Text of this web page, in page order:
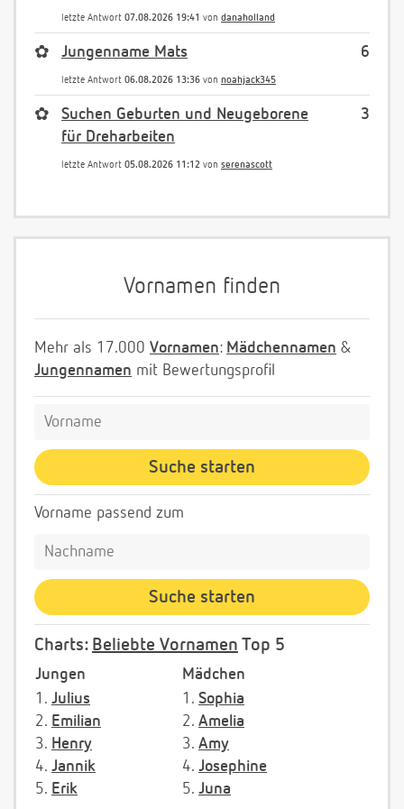
letzte Antwort 07.08.2026 19:41 von danaholland
6
✿ Jungenname Mats
letzte Antwort 06.08.2026 13:36 von noahjack345
3
✿
Suchen Geburten und Neugeborene
für Dreharbeiten
letzte Antwort 05.08.2026 11:12 von serenascott
Vornamen finden
Mehr als 17.000 Vornamen: Mädchennamen &
Jungennamen mit Bewertungsprofil
Vorname passend zum
Charts: Beliebte Vornamen Top 5
Jungen
Mädchen
1. Julius
2. Emilian
3. Henry
4. Jannik
5. Erik
1. Sophia
2. Amelia
3. Amy
4. Josephine
5. Juna